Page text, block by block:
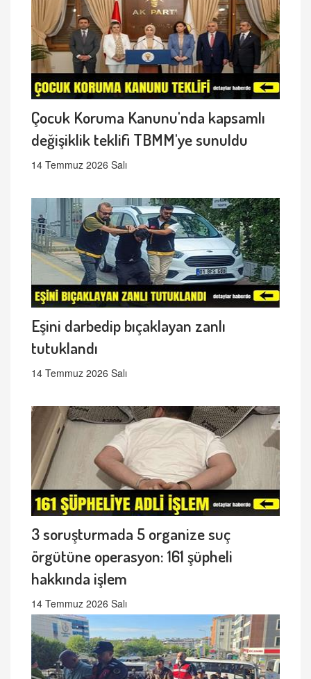
Çocuk Koruma Kanunu'nda kapsamlı
değişiklik teklifi TBMM'ye sunuldu
14 Temmuz 2026 Salı
Eşini darbedip bıçaklayan zanlı
tutuklandı
14 Temmuz 2026 Salı
3 soruşturmada 5 organize suç
örgütüne operasyon: 161 şüpheli
hakkında işlem
14 Temmuz 2026 Salı